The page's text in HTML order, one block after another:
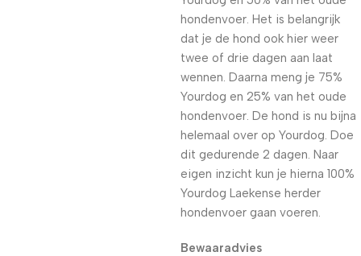
hondenvoer. Het is belangrijk
dat je de hond ook hier weer
twee of drie dagen aan laat
wennen. Daarna meng je 75%
Yourdog en 25% van het oude
hondenvoer. De hond is nu bijna
helemaal over op Yourdog. Doe
dit gedurende 2 dagen. Naar
eigen inzicht kun je hierna 100%
Yourdog Laekense herder
hondenvoer gaan voeren.
Bewaaradvies